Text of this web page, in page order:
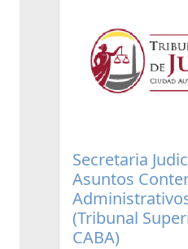
Secretaria
Asuntos
(Tribunal
CABA)